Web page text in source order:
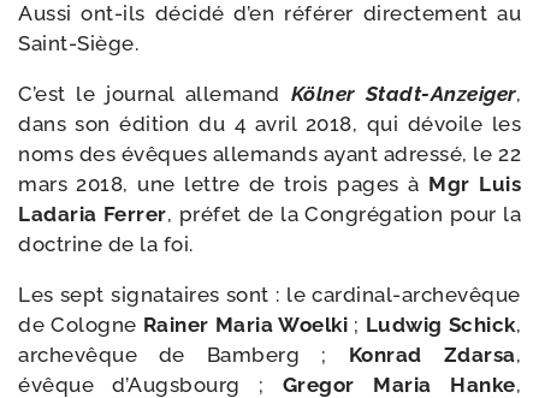
Aussi ont-​ils déci­dé d’en réfé­rer direc­te­ment au
Saint-Siège.
C’est le jour­nal alle­mand Kölner Stadt-​Anzeiger,
dans son édi­tion du 4 avril 2018, qui dévoile les
noms des évêques alle­mands ayant adres­sé, le 22
mars 2018, une lettre de trois pages à Mgr Luis
Ladaria Ferrer, pré­fet de la Congrégation pour la
doc­trine de la foi.
Les sept signa­taires sont : le cardinal-​archevêque
de Cologne Rainer Maria Woelki ; Ludwig Schick,
arche­vêque de Bamberg ; Konrad Zdarsa,
évêque d’Augsbourg ; Gregor Maria Hanke,